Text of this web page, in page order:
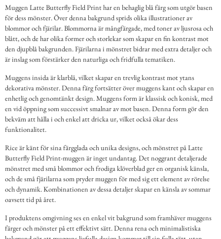
Muggen Latte Butterfly Field Print har en behaglig blå färg som utgör basen
för dess mönster. Över denna bakgrund sprids olika illustrationer av
blommor och fjärilar. Blommorna är mångfärgade, med toner av ljusrosa och
blått, och de har olika former och storlekar som skapar en fin kontrast mot
den djupblå bakgrunden. Fjärilarna i mönstret bidrar med extra detaljer och
är inslag som förstärker den naturliga och fridfulla tematiken.
Muggens insida är klarblå, vilket skapar en trevlig kontrast mot ytans
dekorativa mönster. Denna färg fortsätter över muggens kant och skapar en
enhetlig och genomtänkt design. Muggens form är klassisk och konisk, med
en vid öppning som successivt smalnar av mot basen. Denna form gör den
bekväm att hålla i och enkel att dricka ur, vilket också ökar dess
funktionalitet.
Rice är känt för sina färgglada och unika designs, och mönstret på Latte
Butterfly Field Print-muggen är inget undantag. Det noggrant detaljerade
mönstret med små blommor och frodiga klöverblad ger en organisk känsla,
och de små fjärilarna som pryder muggen för med sig ett element av rörelse
och dynamik. Kombinationen av dessa detaljer skapar en känsla av sommar
oavsett tid på året.
I produktens omgivning ses en enkel vit bakgrund som framhäver muggens
färger och mönster på ett effektivt sätt. Denna rena och minimalistiska